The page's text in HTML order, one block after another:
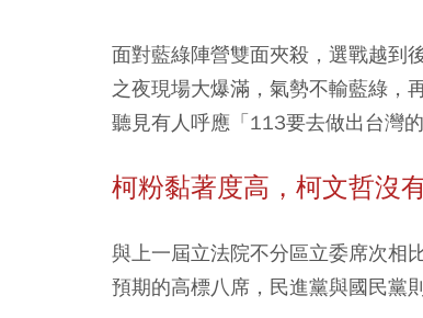
面對藍綠陣營雙面夾殺，選戰越到
之夜現場大爆滿，氣勢不輸藍綠，
聽見有人呼應「113要去做出台灣
柯粉黏著度高，柯文哲沒
與上一屆立法院不分區立委席次相
預期的高標八席，民進黨與國民黨